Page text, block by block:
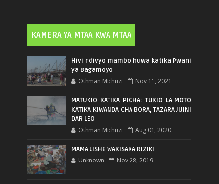
KAMERA YA MTAA KWA MTAA
Hivi ndivyo mambo huwa katika Pwani
ya Bagamoyo
Othman Michuzi Nov 11, 2021
MATUKIO KATIKA PICHA: TUKIO LA MOTO
KATIKA KIWANDA CHA BORA, TAZARA JIJINI
DAR LEO
Othman Michuzi Aug 01, 2020
MAMA LISHE WAKISAKA RIZIKI
Unknown Nov 28, 2019